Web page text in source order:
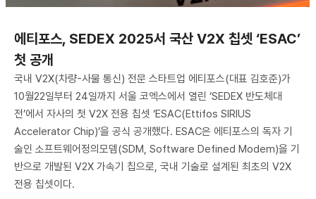
에티포스, SEDEX 2025서 국산 V2X 칩셋 ‘ESAC’
첫 공개
국내 V2X(차량-사물 통신) 전문 스타트업 에티포스(대표 김호준)가
10월22일부터 24일까지 서울 코엑스에서 열린 ‘SEDEX 반도체대
전’에서 자사의 첫 V2X 전용 칩셋 ‘ESAC(Ettifos SIRIUS
Accelerator Chip)’을 공식 공개했다. ESAC은 에티포스의 독자 기
술인 소프트웨어정의모뎀(SDM, Software Defined Modem)을 기
반으로 개발된 V2X 가속기 칩으로, 국내 기술로 설계된 최초의 V2X
전용 칩셋이다.